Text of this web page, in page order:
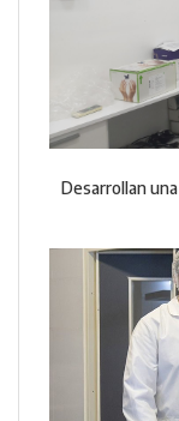
Desarrollan